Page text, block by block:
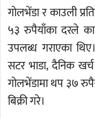
गोलभेंडा र काउली
५३ रुपैयाँका दरले
उपलब्ध गराएका
सटर भाडा, दैनिक
गोलभेंडामा थप ३७
बिक्री गरे।